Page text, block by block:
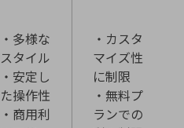
・多様な
スタイル
・安定し
た操作性
・商用利
・カスタ
マイズ性
に制限
・無料プ
ランでの